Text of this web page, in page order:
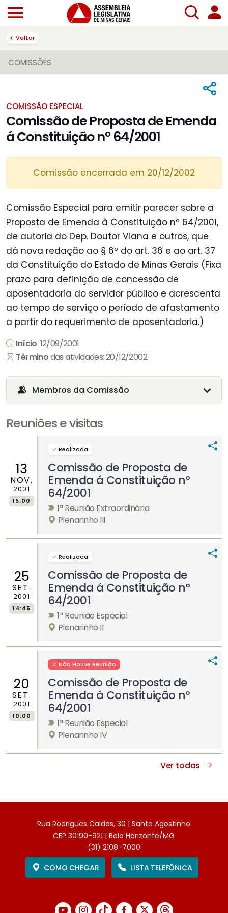
Voltar
COMISSÕES
COMISSÃO ESPECIAL
Comissão de Proposta de Emenda
á Constituição nº 64/2001
Comissão encerrada em 20/12/2002
Comissão Especial para emitir parecer sobre a
Proposta de Emenda à Constituição nº 64/2001,
de autoria do Dep. Doutor Viana e outros, que
dá nova redação ao § 6º do art. 36 e ao art. 37
da Constituição do Estado de Minas Gerais (Fixa
prazo para definição de concessão de
aposentadoria do servidor público e acrescenta
ao tempo de serviço o período de afastamento
a partir do requerimento de aposentadoria.)
Início: 12/09/2001
Términodas atividades: 20/12/2002
Membros da Comissão
Reuniões e visitas
13
NOV.
2001
15:00
Realizada
Comissão de Proposta de
Emenda á Constituição nº
64/2001
1ª Reunião Extraordinária
Plenarinho III
25
SET.
2001
14:45
Realizada
Comissão de Proposta de
Emenda á Constituição nº
64/2001
1ª Reunião Especial
Plenarinho II
20
SET.
2001
10:00
Não Houve Reunião
Comissão de Proposta de
Emenda á Constituição nº
64/2001
1ª Reunião Especial
Plenarinho IV
Ver todas
Rua Rodrigues Caldas, 30 | Santo Agostinho
CEP 30190-921 | Belo Horizonte/MG
(31) 2108-7000
COMO CHEGAR
LISTA TELEFÔNICA